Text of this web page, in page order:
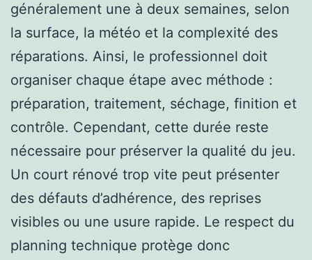
généralement une à deux semaines, selon
la surface, la météo et la complexité des
réparations. Ainsi, le professionnel doit
organiser chaque étape avec méthode :
préparation, traitement, séchage, finition et
contrôle. Cependant, cette durée reste
nécessaire pour préserver la qualité du jeu.
Un court rénové trop vite peut présenter
des défauts d’adhérence, des reprises
visibles ou une usure rapide. Le respect du
planning technique protège donc